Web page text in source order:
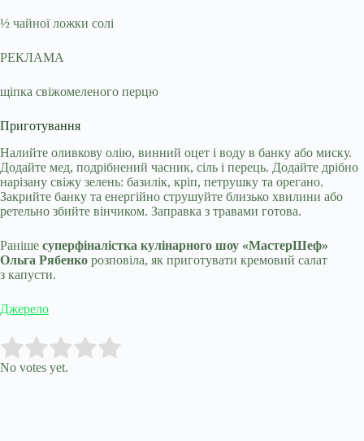
½ чайної ложки солі
РЕКЛАМА
щіпка свіжомеленого перцю
Приготування
Налийте оливкову олію, винний оцет і воду в банку або миску.
Додайте мед, подрібнений часник, сіль і перець. Додайте дрібно
нарізану свіжу зелень: базилік, кріп, петрушку та орегано.
Закрийте банку та енергійно струшуйте близько хвилини або
ретельно збийте вінчиком. Заправка з травами готова.
Раніше суперфіналістка кулінарного шоу «МастерШеф»
Ольга Рябенко розповіла, як приготувати кремовий салат
з капусти.
Джерело
Rate this item:
No votes yet.